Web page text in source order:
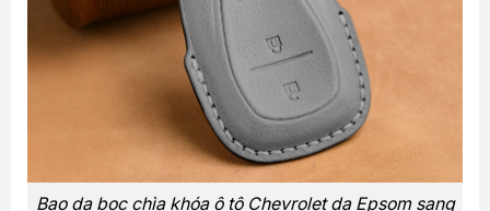
Bao da bọc chìa khóa ô tô Chevrolet da Epsom sang